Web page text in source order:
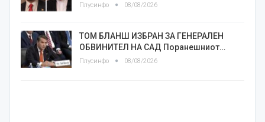
Плусинфо 08/08/2026
ТОМ БЛАНШ ИЗБРАН ЗА ГЕНЕРАЛЕН
ОБВИНИТЕЛ НА САД Поранешниот…
Плусинфо 08/08/2026